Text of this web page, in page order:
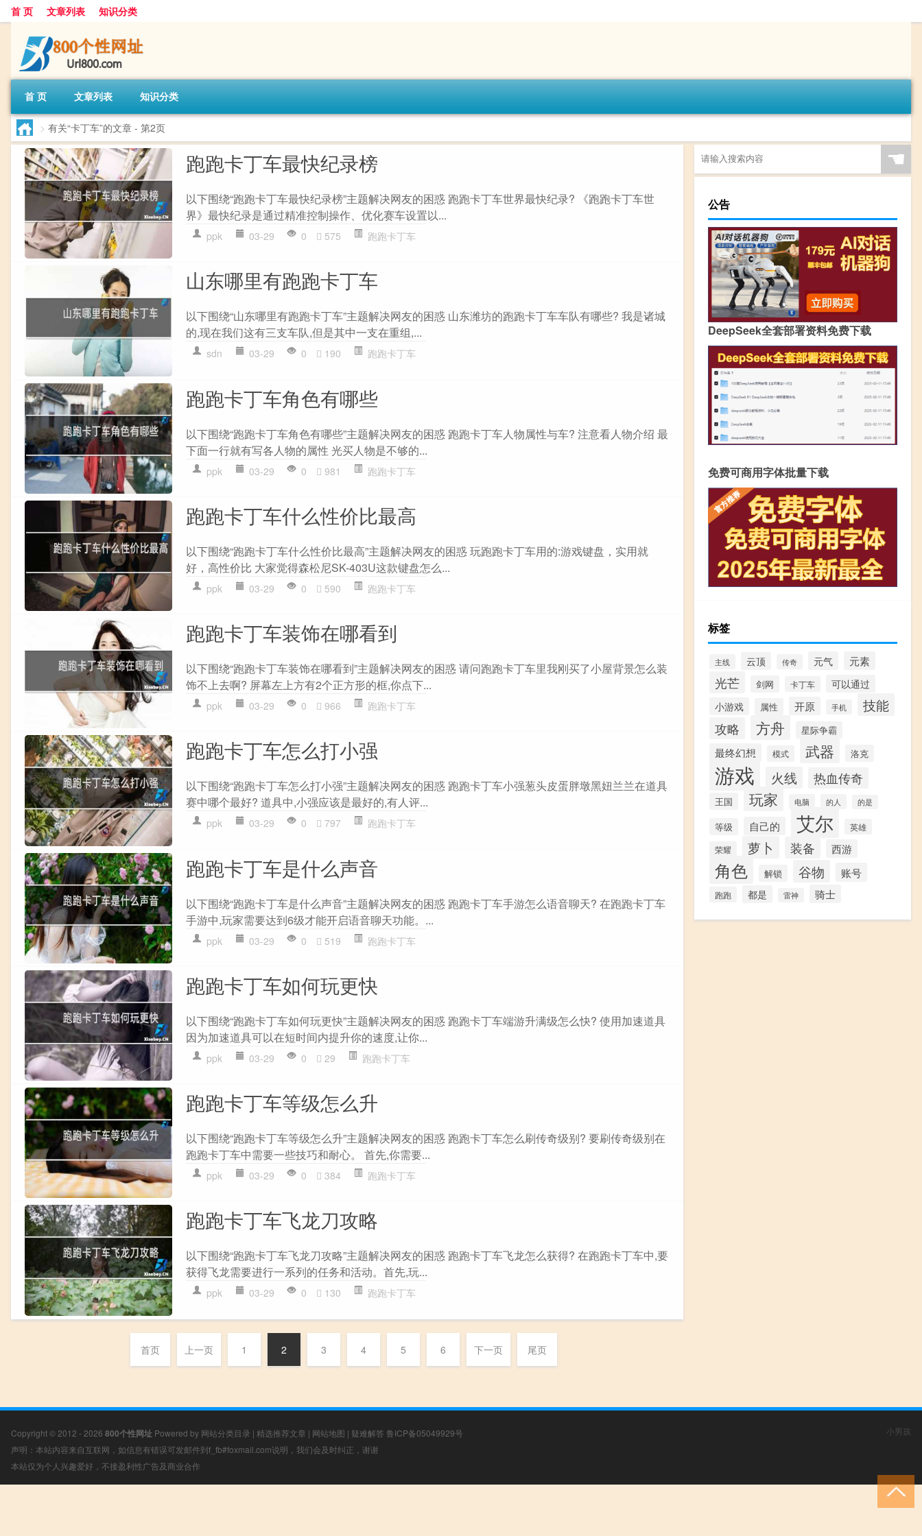
首 页 文章列表 知识分类
首 页 文章列表 知识分类
> 有关“卡丁车”的文章 - 第2页
跑跑卡丁车最快纪录榜
以下围绕“跑跑卡丁车最快纪录榜”主题解决网友的困惑 跑跑卡丁车世界最快纪录? 《跑跑卡丁车世
界》最快纪录是通过精准控制操作、优化赛车设置以...
ppk 03-29 0 575 跑跑卡丁车
山东哪里有跑跑卡丁车
以下围绕“山东哪里有跑跑卡丁车”主题解决网友的困惑 山东潍坊的跑跑卡丁车车队有哪些? 我是诸城
的,现在我们这有三支车队,但是其中一支在重组,...
sdn 03-29 0 190 跑跑卡丁车
跑跑卡丁车角色有哪些
以下围绕“跑跑卡丁车角色有哪些”主题解决网友的困惑 跑跑卡丁车人物属性与车? 注意看人物介绍 最
下面一行就有写各人物的属性 光买人物是不够的...
ppk 03-29 0 981 跑跑卡丁车
跑跑卡丁车什么性价比最高
以下围绕“跑跑卡丁车什么性价比最高”主题解决网友的困惑 玩跑跑卡丁车用的:游戏键盘，实用就
好，高性价比 大家觉得森松尼SK-403U这款键盘怎么...
ppk 03-29 0 590 跑跑卡丁车
跑跑卡丁车装饰在哪看到
以下围绕“跑跑卡丁车装饰在哪看到”主题解决网友的困惑 请问跑跑卡丁车里我刚买了小屋背景怎么装
饰不上去啊? 屏幕左上方有2个正方形的框,你点下...
ppk 03-29 0 966 跑跑卡丁车
跑跑卡丁车怎么打小强
以下围绕“跑跑卡丁车怎么打小强”主题解决网友的困惑 跑跑卡丁车小强葱头皮蛋胖墩黑妞兰兰在道具
赛中哪个最好? 道具中,小强应该是最好的,有人评...
ppk 03-29 0 797 跑跑卡丁车
跑跑卡丁车是什么声音
以下围绕“跑跑卡丁车是什么声音”主题解决网友的困惑 跑跑卡丁车手游怎么语音聊天? 在跑跑卡丁车
手游中,玩家需要达到6级才能开启语音聊天功能。...
ppk 03-29 0 519 跑跑卡丁车
跑跑卡丁车如何玩更快
以下围绕“跑跑卡丁车如何玩更快”主题解决网友的困惑 跑跑卡丁车端游升满级怎么快? 使用加速道具
因为加速道具可以在短时间内提升你的速度,让你...
ppk 03-29 0 29 跑跑卡丁车
跑跑卡丁车等级怎么升
以下围绕“跑跑卡丁车等级怎么升”主题解决网友的困惑 跑跑卡丁车怎么刷传奇级别? 要刷传奇级别在
跑跑卡丁车中需要一些技巧和耐心。 首先,你需要...
ppk 03-29 0 384 跑跑卡丁车
跑跑卡丁车飞龙刀攻略
以下围绕“跑跑卡丁车飞龙刀攻略”主题解决网友的困惑 跑跑卡丁车飞龙怎么获得? 在跑跑卡丁车中,要
获得飞龙需要进行一系列的任务和活动。首先,玩...
ppk 03-29 0 130 跑跑卡丁车
首页 上一页 1 2 3 4 5 6 下一页 尾页
☚
公告
DeepSeek全套部署资料免费下载
免费可商用字体批量下载
标签
主线 云顶 传奇 元气 元素
光芒 剑网 卡丁车
可以通过
小游戏
属性 开原 手机 技能
攻略 方舟 星际争霸
最终幻想 模式 武器 洛克
游戏 火线 热血传奇
王国 玩家 电脑 的人 的是
等级 自己的 艾尔
英雄
荣耀
萝卜 装备 西游
角色 解锁 谷物 账号
跑跑 都是 雷神 骑士
Copyright © 2012 - 2026 800个性网址 Powered by 网站分类目录 | 精选推荐文章 | 网站地图 | 疑难解答 鲁ICP备05049929号
声明：本站内容来自互联网，如信息有错误可发邮件到f_fb#foxmail.com说明，我们会及时纠正，谢谢
本站仅为个人兴趣爱好，不接盈利性广告及商业合作
小男孩